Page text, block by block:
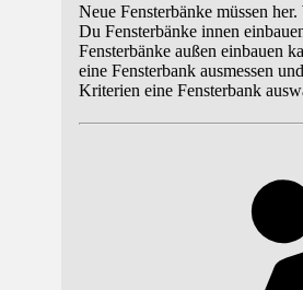
Neue Fensterbänke müssen
Du Fensterbänke innen
Fensterbänke außen einbauen
eine Fensterbank ausmessen
Kriterien eine Fensterbank